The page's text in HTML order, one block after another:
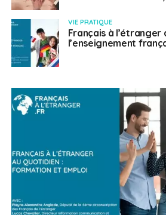
VIE PRATIQUE
Français à l’étranger
l’enseignement